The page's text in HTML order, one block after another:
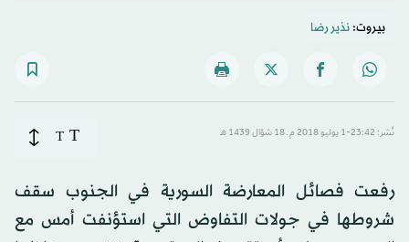
بيروت:نذير رضا
نُشر: 23:42-1 يوليو 2018 م ـ 18 شوّال 1439 هـ T
T
رفعت فصائل المعارضة السورية في الجنوب سقف
شروطها في جولات التفاوض التي استؤنفت أمس مع